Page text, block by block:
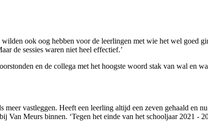
ook oog hebben voor de leerlingen met wie het wel goed
de sessies waren niet heel effectief.’
en de collega met het hoogste woord stak van wal en
vastleggen. Heeft een leerling altijd een zeven gehaald en
Meurs binnen. ‘Tegen het einde van het schooljaar 2021 -